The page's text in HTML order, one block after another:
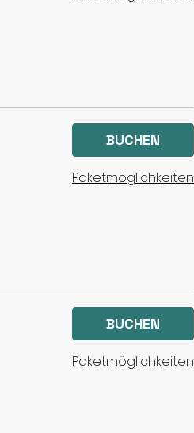
BUCHEN
Paketmöglichkeiten
BUCHEN
Paketmöglichkeiten